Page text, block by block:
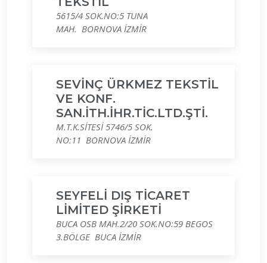
5615/4 SOK.NO:5 TUNA
MAH. BORNOVA İZMİR
SEVİNÇ ÜRKMEZ TEKSTİL
VE KONF.
SAN.İTH.İHR.TİC.LTD.ŞTİ.
M.T.K.SİTESİ 5746/5 SOK.
NO:11 BORNOVA İZMİR
SEYFELİ DIŞ TİCARET
LİMİTED ŞİRKETİ
BUCA OSB MAH.2/20 SOK.NO:59 BEGOS
3.BÖLGE BUCA İZMİR